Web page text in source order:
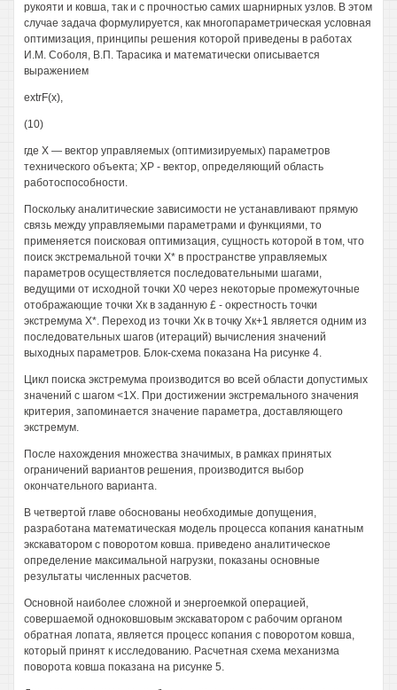
рукояти и ковша, так и с прочностью самих шарнирных узлов. В этом
случае задача формулируется, как многопараметрическая условная
оптимизация, принципы решения которой приведены в работах
И.М. Соболя, В.П. Тарасика и математически описывается
выражением
extrF(x),
(10)
где X — вектор управляемых (оптимизируемых) параметров
технического объекта; ХР - вектор, определяющий область
работоспособности.
Поскольку аналитические зависимости не устанавливают прямую
связь между управляемыми параметрами и функциями, то
применяется поисковая оптимизация, сущность которой в том, что
поиск экстремальной точки X* в пространстве управляемых
параметров осуществляется последовательными шагами,
ведущими от исходной точки Х0 через некоторые промежуточные
отображающие точки Хк в заданную £ - окрестность точки
экстремума X*. Переход из точки Хк в точку Хк+1 является одним из
последовательных шагов (итераций) вычисления значений
выходных параметров. Блок-схема показана На рисунке 4.
Цикл поиска экстремума производится во всей области допустимых
значений с шагом <1Х. При достижении экстремального значения
критерия, запоминается значение параметра, доставляющего
экстремум.
После нахождения множества значимых, в рамках принятых
ограничений вариантов решения, производится выбор
окончательного варианта.
В четвертой главе обоснованы необходимые допущения,
разработана математическая модель процесса копания канатным
экскаватором с поворотом ковша. приведено аналитическое
определение максимальной нагрузки, показаны основные
результаты численных расчетов.
Основной наиболее сложной и энергоемкой операцией,
совершаемой одноковшовым экскаватором с рабочим органом
обратная лопата, является процесс копания с поворотом ковша,
который принят к исследованию. Расчетная схема механизма
поворота ковша показана на рисунке 5.